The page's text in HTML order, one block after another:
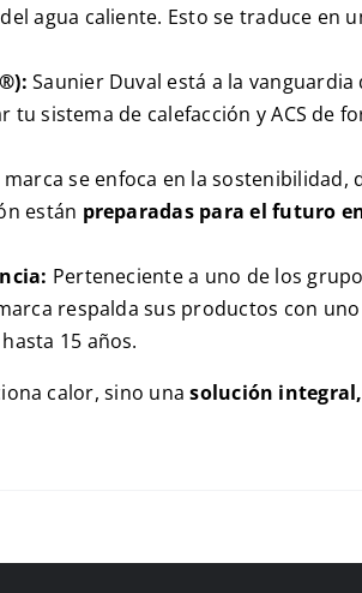
del agua caliente. Esto se traduce en
Saunier Duval está a la
sistema de calefacción y ACS de
marca se enfoca en la sostenibilidad,
están preparadas para el futuro
Perteneciente a uno de los
respalda sus productos con
15 años.
calor, sino unasolución